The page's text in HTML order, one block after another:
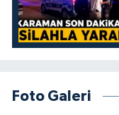
Foto Galeri